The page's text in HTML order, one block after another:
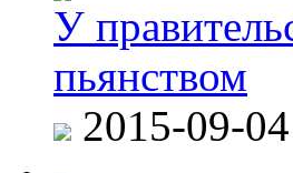
У
пьянством
2015-09-